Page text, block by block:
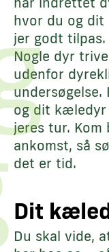
hvor du og
jer godt tilpas.
Nogle dyr
udenfor
og dit kæledyr
jeres tur. Kom
ankomst, så
det er tid.
Dit
Du skal vide,